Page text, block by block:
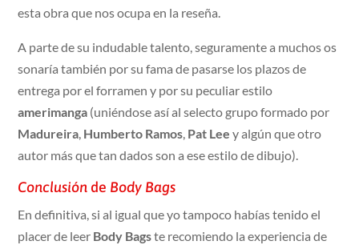
esta obra que nos ocupa en la reseña.
A parte de su indudable talento, seguramente a muchos os
sonaría también por su fama de pasarse los plazos de
entrega por el forramen y por su peculiar estilo
amerimanga (uniéndose así al selecto grupo formado por
Madureira, Humberto Ramos, Pat Lee y algún que otro
autor más que tan dados son a ese estilo de dibujo).
Conclusión de Body Bags
En definitiva, si al igual que yo tampoco habías tenido el
placer de leer Body Bagste recomiendo la experiencia de